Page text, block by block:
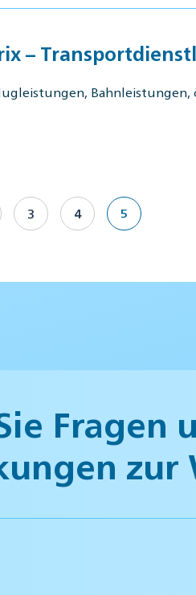
–
3 4 5
Fragen
zur